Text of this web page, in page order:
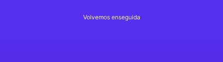
Volvemos enseguida